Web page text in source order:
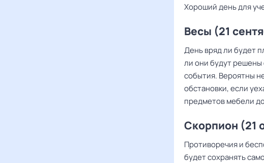
Хороший день для
Весы (21
День вряд ли будет
ли они будут решены
события. Вероятны
обстановки, если
предметов мебели
Скорпион (21
Противоречия и
будет сохранять